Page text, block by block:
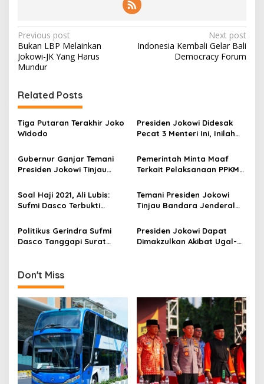
P
o
s
t
n
a
v
i
g
t
o
Previous post
Bukan LBP Melainkan
Jokowi-JK Yang Harus
Mundur
Next post
Indonesia Kembali Gelar Bali
Democracy Forum
Related Posts
Tiga Putaran Terakhir Joko
Widodo
Presiden Jokowi Didesak
Pecat 3 Menteri Ini, Inilah
Gubernur Ganjar Temani
Presiden Jokowi Tinjau
Klaten
Pemerintah Minta Maaf
Terkait Pelaksanaan PPKM
Apresiasi Dan Waktunya
Memperbaiki Strategi
Soal Haji 2021, Ali Lubis:
Sufmi Dasco Terbukti
Temani Presiden Jokowi
Tinjau Bandara Jenderal
Ganjar: The Dream Comes
True!
Politikus Gerindra Sufmi
Dasco Tanggapi Surat
Presiden Jokowi Dapat
Dimakzulkan Akibat Ugal-
Don't Miss